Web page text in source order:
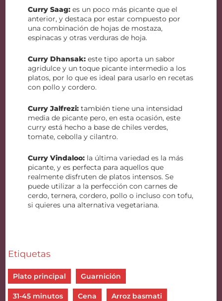
Curry Saag: es un poco más picante que el
anterior, y destaca por estar compuesto por
una combinación de hojas de mostaza,
espinacas y otras verduras de hoja.
Curry Dhansak: este tipo aporta un sabor
agridulce y un toque picante intermedio a los
platos, por lo que es ideal para usarlo en recetas
con pollo y cordero.
Curry Jalfrezi: también tiene una intensidad
media de picante pero, en esta ocasión, este
curry está hecho a base de chiles verdes,
tomate, cebolla y cilantro.
Curry Vindaloo: la última variedad es la más
picante, y es perfecta para aquellos que
realmente disfruten de platos intensos. Se
puede utilizar a la perfección con carnes de
cerdo, ternera, cordero, pollo o incluso con tofu,
si quieres una alternativa vegetariana.
Etiquetas
Plato principal Guarnición
31-45 minutos Cena Arroz basmati